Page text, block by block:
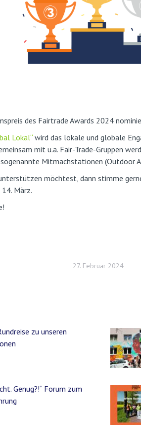
des Fairtrade Awards 2024
Lokal“ wird das lokale und globale
mit u.a. Fair-Trade-Gruppen
Mitmachstationen (Outdoor
möchtest, dann stimme
März.
27. Februar 2024
zu unseren
Genug?!“ Forum zum